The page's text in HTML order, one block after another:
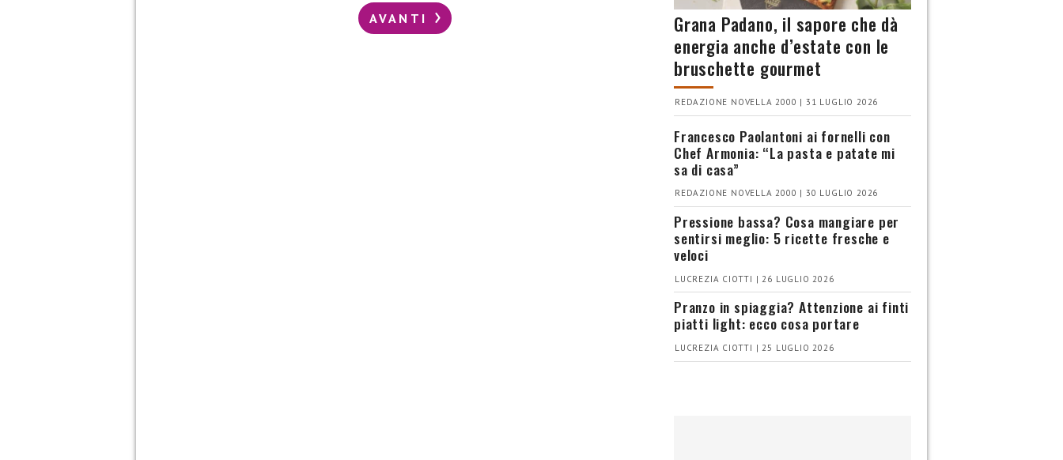
AVANTI
Grana Padano, il sapore che dà
energia anche d’estate con le
bruschette gourmet
REDAZIONE NOVELLA 2000 | 31 LUGLIO 2026
Francesco Paolantoni ai fornelli con
Chef Armonia: “La pasta e patate mi
sa di casa”
REDAZIONE NOVELLA 2000 | 30 LUGLIO 2026
Pressione bassa? Cosa mangiare per
sentirsi meglio: 5 ricette fresche e
veloci
LUCREZIA CIOTTI | 26 LUGLIO 2026
Pranzo in spiaggia? Attenzione ai finti
piatti light: ecco cosa portare
LUCREZIA CIOTTI | 25 LUGLIO 2026